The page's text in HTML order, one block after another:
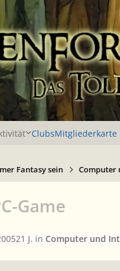
ClubsMitgliederkarte
Fantasy sein Computer
Game
21 J. in Computer und